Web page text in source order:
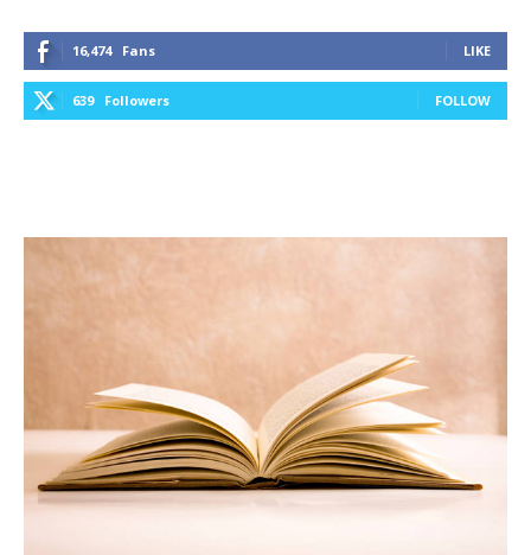
16,474 Fans LIKE
639 Followers FOLLOW